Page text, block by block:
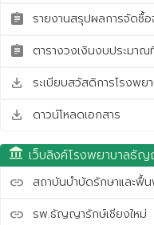
assignment รายงานสรุปผลการจัดซื้อ
assignment ตารางวงเงินงบประมาณ
save_alt ระเบียบสวัสดิการโรงพย
save_alt ดาวน์โหลดเอกสาร
account_balance เว็บลิงค์โรงพยาบาลธั
link สถาบันบำบัดรักษาและฟื้
link รพ.ธัญญารักษ์เชียงใหม่